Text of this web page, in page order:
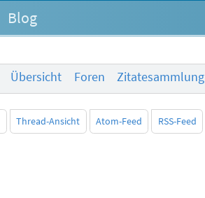
Blog
Übersicht Foren Zitatesammlung
Thread-Ansicht Atom-Feed RSS-Feed